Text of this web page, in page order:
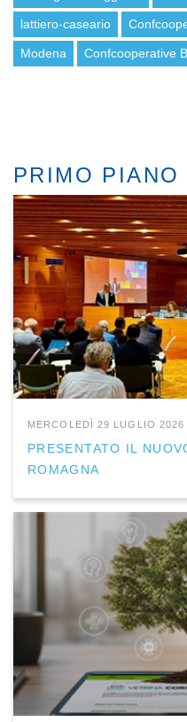
lattiero-caseario
Modena Confcooperative
PRIMO PIANO
MERCOLEDÌ 29 LUGLIO 2026
PRESENTATO IL
ROMAGNA